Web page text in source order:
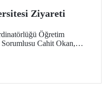
Ziyareti
Öğretim
Cahit Okan,
önde gelen